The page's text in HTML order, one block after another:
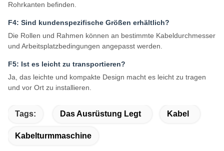
Rohrkanten befinden.
F4: Sind kundenspezifische Größen erhältlich?
Die Rollen und Rahmen können an bestimmte Kabeldurchmesser
und Arbeitsplatzbedingungen angepasst werden.
F5: Ist es leicht zu transportieren?
Ja, das leichte und kompakte Design macht es leicht zu tragen
und vor Ort zu installieren.
Tags: Das Ausrüstung Legt Kabel
Kabelturmmaschine